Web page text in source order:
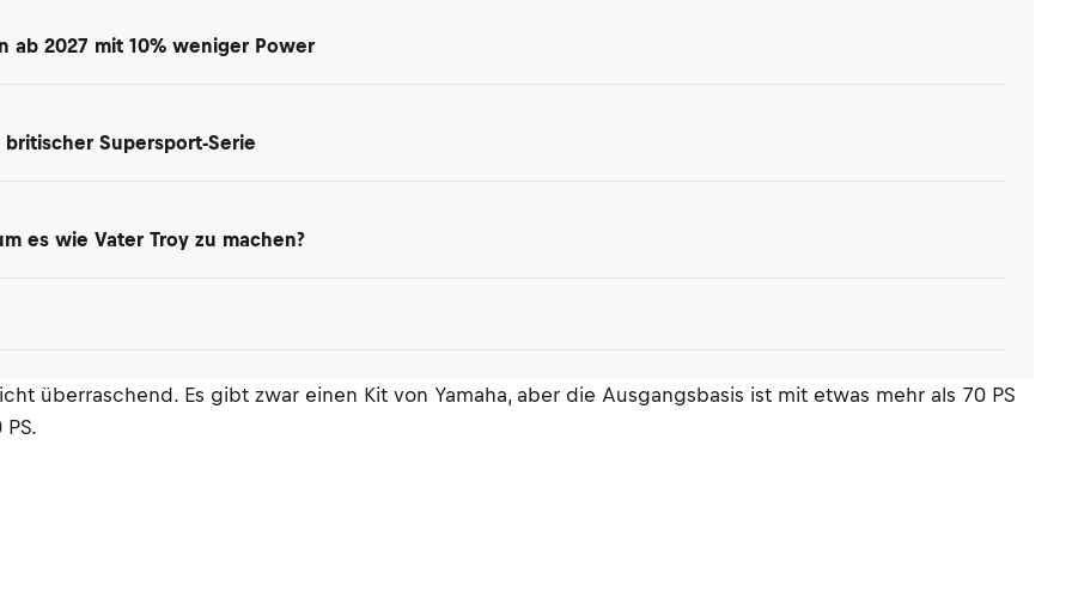
ab 2027 mit 10% weniger Power
Supersport-Serie
es wie Vater Troy zu machen?
überraschend. Es gibt zwar einen Kit von Yamaha, aber die Ausgangsbasis ist mit etwas mehr als 70 PS